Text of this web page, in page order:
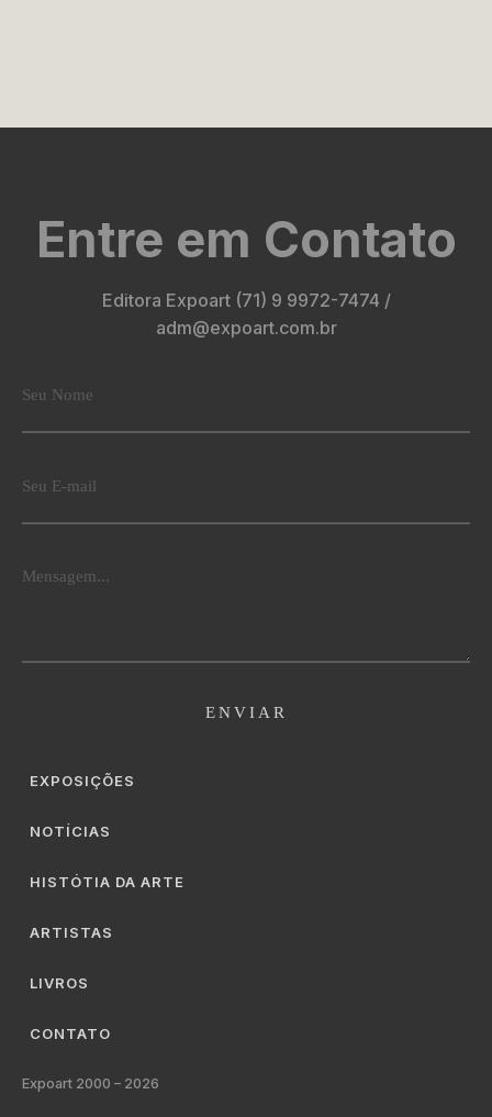
Entre em Contato
Editora Expoart (71) 9 9972-7474 /
adm@expoart.com.br
EXPOSIÇÕES
NOTÍCIAS
HISTÓTIA DA ARTE
ARTISTAS
LIVROS
CONTATO
Expoart 2000 – 2026